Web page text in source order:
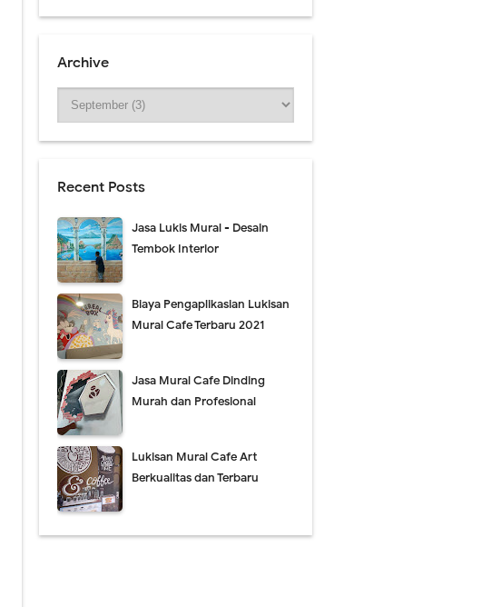
Archive
Recent Posts
Jasa Lukis Mural - Desain
Tembok Interior
Biaya Pengaplikasian Lukisan
Mural Cafe Terbaru 2021
Jasa Mural Cafe Dinding
Murah dan Profesional
Lukisan Mural Cafe Art
Berkualitas dan Terbaru